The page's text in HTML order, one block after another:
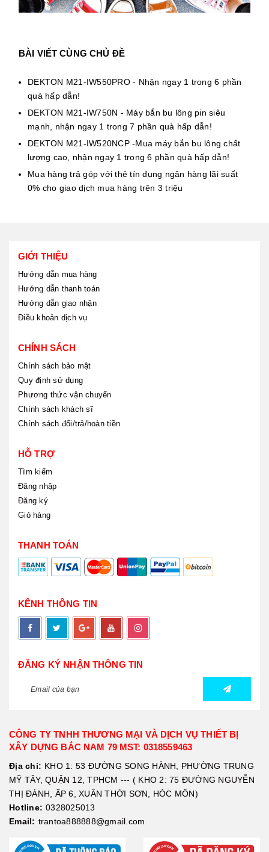
BÀI VIẾT CÙNG CHỦ ĐỀ
DEKTON M21-IW550PRO - Nhận ngay 1 trong 6 phần
quà hấp dẫn!
DEKTON M21-IW750N - Máy bắn bu lông pin siêu
mạnh, nhận ngay 1 trong 7 phần quà hấp dẫn!
DEKTON M21-IW520NCP -Mua máy bắn bu lông chất
lượng cao, nhận ngay 1 trong 6 phần quà hấp dẫn!
Mua hàng trả góp với thẻ tín dụng ngân hàng lãi suất
0% cho giao dịch mua hàng trên 3 triệu
GIỚI THIỆU
Hướng dẫn mua hàng
Hướng dẫn thanh toán
Hướng dẫn giao nhận
Điều khoản dịch vụ
CHÍNH SÁCH
Chính sách bảo mật
Quy định sử dụng
Phương thức vận chuyển
Chính sách khách sĩ
Chính sách đổi/trả/hoàn tiền
HỖ TRỢ
Tìm kiếm
Đăng nhập
Đăng ký
Giỏ hàng
THANH TOÁN
KÊNH THÔNG TIN
ĐĂNG KÝ NHẬN THÔNG TIN
CÔNG TY TNHH THƯƠNG MẠI VÀ DỊCH VỤ THIẾT BỊ
XÂY DỰNG BẮC NAM 79 MST: 0318559463
Địa chỉ: KHO 1: 53 ĐƯỜNG SONG HÀNH, PHƯỜNG TRUNG
MỸ TÂY, QUẬN 12, TPHCM --- ( KHO 2: 75 ĐƯỜNG NGUYỄN
THỊ ĐÀNH, ẤP 6, XUÂN THỚI SƠN, HÓC MÔN)
Hotline: 0328025013
Email: trantoa888888@gmail.com